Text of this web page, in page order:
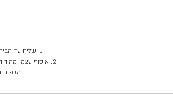
2. איסוף עצמי מהוד השרון: בחינם, ניתן תוך 2-3 ימי עסקים.
משלוח